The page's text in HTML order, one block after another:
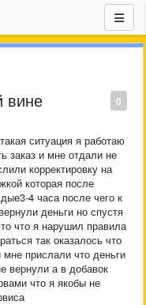
0
вине
ситуация я работаю
заказ и мне отдали не
корректировку на
которая после
4 часа после чего к
деньги но спустя
что я нарушил правила
так оказалось что
прислали что деньги
вернули а в добавок
что я якобы не